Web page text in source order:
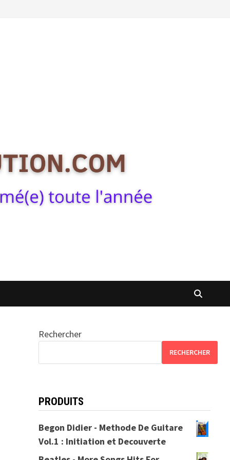
Rechercher
RECHERCHER
PRODUITS
Begon Didier - Methode De Guitare
Vol.1 : Initiation et Decouverte